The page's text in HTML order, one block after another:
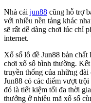
Nhà cái jun88 cũng hỗ trợ
với nhiều nền tảng khác
sẽ rất dễ dàng chơi lúc chỉ
internet.
Xổ số lô đề Jun88 bản chất
chơi xổ số bình thường.
truyền thống của những
Jun88 có các điểm vượt
đó là tiết kiệm tối đa thời
thưởng ở nhiều mã xổ số